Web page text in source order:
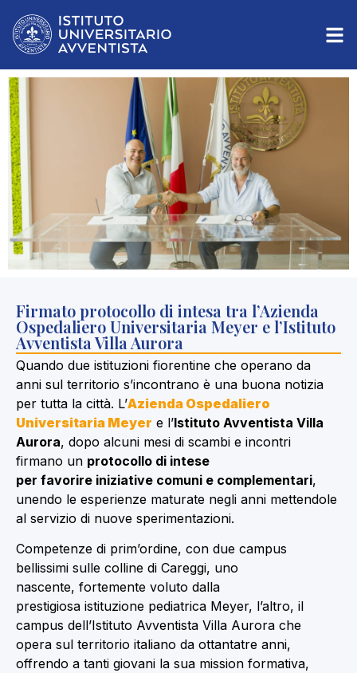
Firmato protocollo di intesa tra l’Azienda
Ospedaliero Universitaria Meyer e l’Istituto
Avventista Villa Aurora
Quando due istituzioni fiorentine che operano da
anni sul territorio s’incontrano è una buona notizia
per tutta la città. L’Azienda Ospedaliero
Universitaria Meyer e l’Istituto Avventista Villa
Aurora, dopo alcuni mesi di scambi e incontri
firmano un protocollo di intese
per favorire iniziative comuni e complementari,
unendo le esperienze maturate negli anni mettendole
al servizio di nuove sperimentazioni.
Competenze di prim’ordine, con due campus
bellissimi sulle colline di Careggi, uno
nascente, fortemente voluto dalla
prestigiosa istituzione pediatrica Meyer, l’altro, il
campus dell’Istituto Avventista Villa Aurora che
opera sul territorio italiano da ottantatre anni,
offrendo a tanti giovani la sua mission formativa,